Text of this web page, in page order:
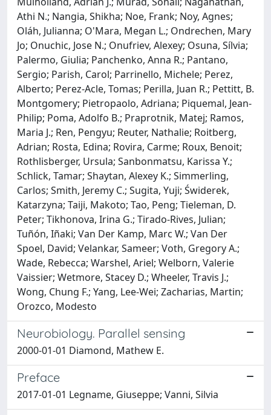
Athi N.; Nangia, Shikha; Noe, Frank; Noy, Agnes;
Oláh, Julianna; O'Mara, Megan L.; Ondrechen, Mary
Jo; Onuchic, Jose N.; Onufriev, Alexey; Osuna, Sílvia;
Palermo, Giulia; Panchenko, Anna R.; Pantano,
Sergio; Parish, Carol; Parrinello, Michele; Perez,
Alberto; Perez-Acle, Tomas; Perilla, Juan R.; Pettitt, B.
Montgomery; Pietropaolo, Adriana; Piquemal, Jean-
Philip; Poma, Adolfo B.; Praprotnik, Matej; Ramos,
Maria J.; Ren, Pengyu; Reuter, Nathalie; Roitberg,
Adrian; Rosta, Edina; Rovira, Carme; Roux, Benoit;
Rothlisberger, Ursula; Sanbonmatsu, Karissa Y.;
Schlick, Tamar; Shaytan, Alexey K.; Simmerling,
Carlos; Smith, Jeremy C.; Sugita, Yuji; Świderek,
Katarzyna; Taiji, Makoto; Tao, Peng; Tieleman, D.
Peter; Tikhonova, Irina G.; Tirado-Rives, Julian;
Tuñón, Iñaki; Van Der Kamp, Marc W.; Van Der
Spoel, David; Velankar, Sameer; Voth, Gregory A.;
Wade, Rebecca; Warshel, Ariel; Welborn, Valerie
Vaissier; Wetmore, Stacey D.; Wheeler, Travis J.;
Wong, Chung F.; Yang, Lee-Wei; Zacharias, Martin;
Orozco, Modesto
Neurobiology. Parallel sensing
2000-01-01 Diamond, Mathew E.
Preface
2017-01-01 Legname, Giuseppe; Vanni, Silvia